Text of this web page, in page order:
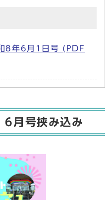
8年6月1日号 (PDF
6月号挟み込み